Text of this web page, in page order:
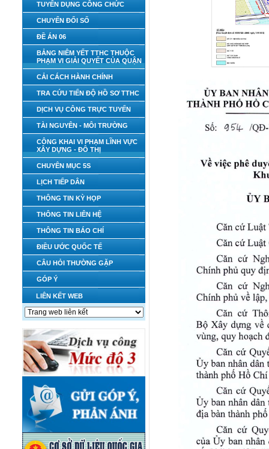
TUYỂN DỤNG CÔNG CHỨC
CHUYỂN ĐỔI SỐ
ĐỀ ÁN 06
BẢNG NIÊM YẾT TTHC THUỘC
PHẠM VI GIẢI QUYẾT CỦA QUẬN
CẢI CÁCH HÀNH CHÍNH
TRA CỨU TIẾN ĐỘ HỒ SƠ TTHC
DỊCH VỤ CÔNG TRỰC TUYẾN
TÀI NGUYÊN - MÔI TRƯỜNG
CÔNG KHAI VI PHẠM LĨNH VỰC
XÂY DỰNG - ĐÔ THỊ
CHUYÊN MỤC 5S
LỊCH TIẾP DÂN
THÔNG TIN KỲ HỌP
THÔNG TIN LIÊN HỆ
THÔNG TIN BÁO CHÍ
ĐIỀU ƯỚC QUỐC TẾ
CÂU HỎI THƯỜNG GẶP
GÓP Ý
LIÊN KẾT WEB